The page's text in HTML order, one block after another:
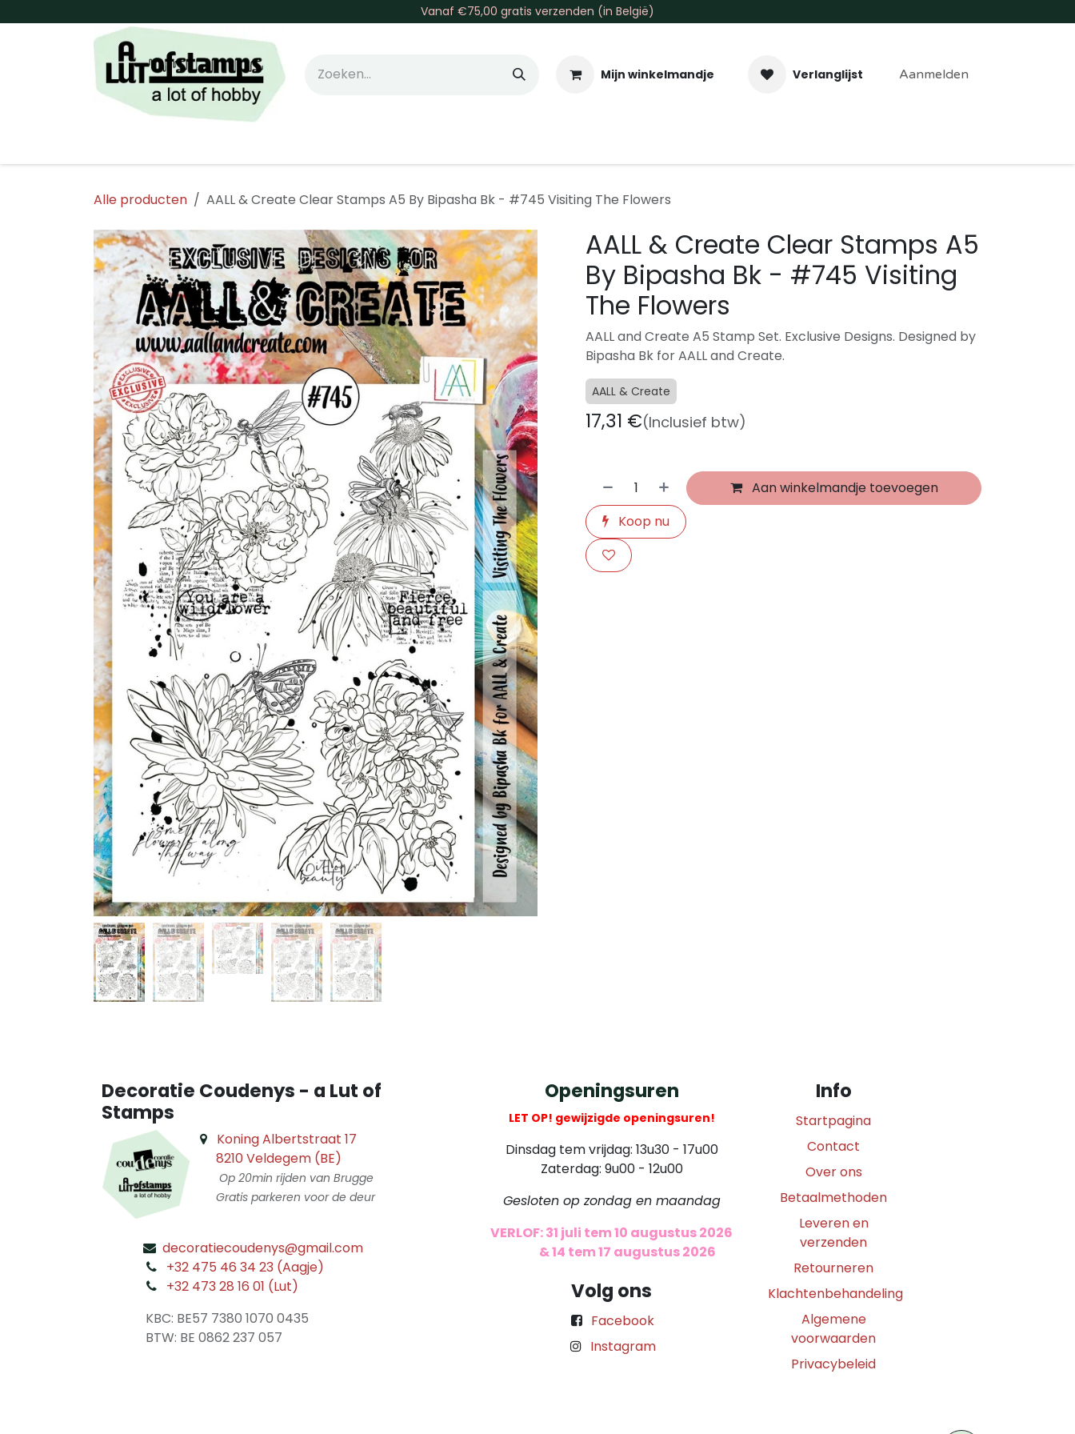
Vanaf €75,00 gratis verzenden (in België)
Mijn winkelmandje Verlanglijst Aanmelden
Alle producten AALL & Create Clear Stamps A5 By Bipasha Bk - #745 Visiting The Flowers
AALL & Create Clear Stamps A5
By Bipasha Bk - #745 Visiting
The Flowers
AALL and Create A5 Stamp Set. Exclusive Designs. Designed by
Bipasha Bk for AALL and Create.
AALL & Create
17,31 €(Inclusief btw)
Aan winkelmandje toevoegen
Koop nu
Decoratie Coudenys - a Lut of
Stamps
Koning Albertstraat 17
8210 Veldegem (BE)
Op 20min rijden van Brugge
Gratis parkeren voor de deur
decoratiecoudenys@gmail.com
+32 475 46 34 23 (Aagje)
+32 473 28 16 01 (Lut)
KBC: BE57 7380 1070 0435
​ BTW: BE 0862 237 057
Openingsuren
LET OP! gewijzigde openingsuren!
Dinsdag tem vrijdag: 13u30 - 17u00
Zaterdag: 9u00 - 12u00
Gesloten op zondag en maandag
VERLOF: 31 juli tem 10 augustus 2026
& 14 tem 17 augustus 2026
Info
Startpagina
Contact
Over ons
Betaalmethoden
Leveren en
verzenden
Retourneren
Klachtenbehandeling
Algemene
voorwaarden
Privacybeleid
Volg ons
Facebook
Instagram